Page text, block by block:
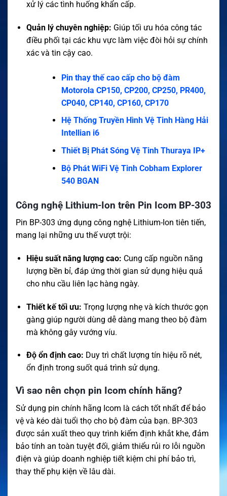
xử lý các tình huống khẩn cấp.
Quản lý chuyên nghiệp: Giúp tối ưu hóa công tác
điều phối tại các khu vực làm việc đòi hỏi sự chính
xác và tin cậy cao.
Pin thay thế cao cấp cho bộ đàm
Motorola CP150, CP200, CP250, PR400,
CP040, CP140, CP160, CP170
Hệ Thống Truyền Hình Vệ Tinh Hàng Hải
Intellian i6
Thiết Bị Phát Sóng Vệ Tinh Thuraya IP+
Bộ Phát WiFi Vệ Tinh Cobham Explorer
540 BGAN
Công nghệ Lithium-Ion trên Pin Icom BP-303
Pin BP-303 ứng dụng công nghệ Lithium-Ion tiên tiến,
mang lại những ưu thế vượt trội:
Hiệu suất năng lượng cao: Cung cấp nguồn năng
lượng bền bỉ, đáp ứng thời gian sử dụng hiệu quả
cho nhu cầu liên lạc hàng ngày.
Thiết kế tối ưu: Trọng lượng nhẹ và kích thước gọn
gàng giúp người dùng dễ dàng mang theo bộ đàm
mà không gây vướng víu.
Độ ổn định cao: Duy trì chất lượng tín hiệu rõ nét,
ổn định trong suốt quá trình sử dụng.
Vì sao nên chọn pin Icom chính hãng?
Sử dụng pin chính hãng Icom là cách tốt nhất để bảo
vệ và kéo dài tuổi thọ cho bộ đàm của bạn. BP-303
được sản xuất theo quy trình kiểm định khắt khe, đảm
bảo tính an toàn tuyệt đối, giảm thiểu rủi ro lỗi nguồn
điện và giúp doanh nghiệp tiết kiệm chi phí bảo trì,
thay thế phụ kiện về lâu dài.